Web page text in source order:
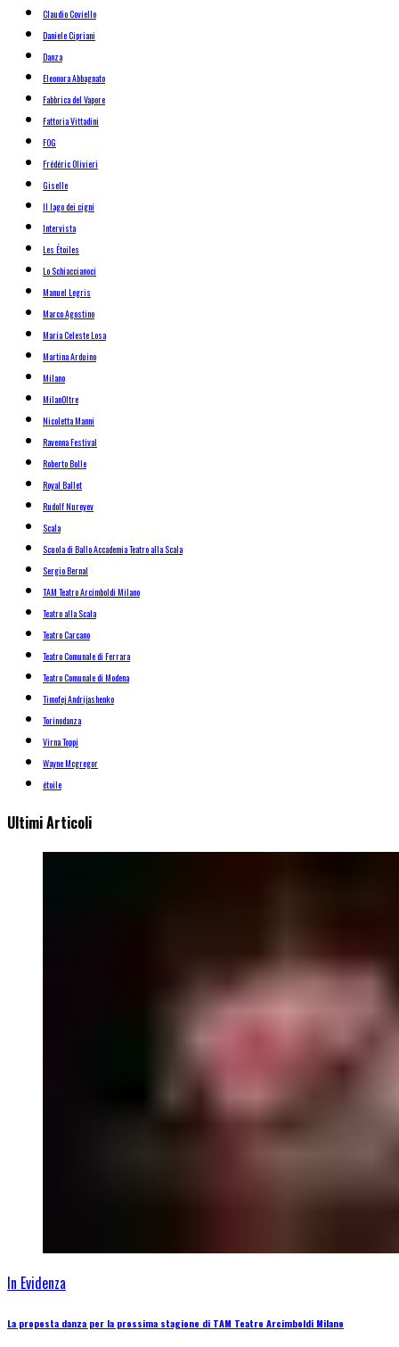
Claudio Coviello
Daniele Cipriani
Danza
Eleonora Abbagnato
Fabbrica del Vapore
Fattoria Vittadini
FOG
Frédéric Olivieri
Giselle
Il lago dei cigni
Intervista
Les Étoiles
Lo Schiaccianoci
Manuel Legris
Marco Agostino
Maria Celeste Losa
Martina Arduino
Milano
MilanOltre
Nicoletta Manni
Ravenna Festival
Roberto Bolle
Royal Ballet
Rudolf Nureyev
Scala
Scuola di Ballo Accademia Teatro alla Scala
Sergio Bernal
TAM Teatro Arcimboldi Milano
Teatro alla Scala
Teatro Carcano
Teatro Comunale di Ferrara
Teatro Comunale di Modena
Timofej Andrijashenko
Torinodanza
Virna Toppi
Wayne Mcgregor
étoile
Ultimi Articoli
In Evidenza
La proposta danza per la prossima stagione di TAM Teatro Arcimboldi Milano